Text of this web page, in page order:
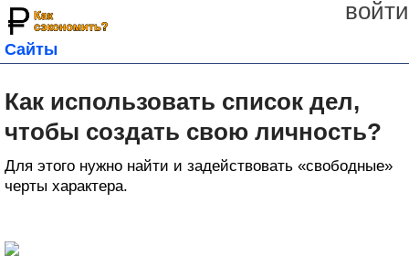
войти
Сайты
Как использовать список дел,
чтобы создать свою личность?
Для этого нужно найти и задействовать «свободные»
черты характера.